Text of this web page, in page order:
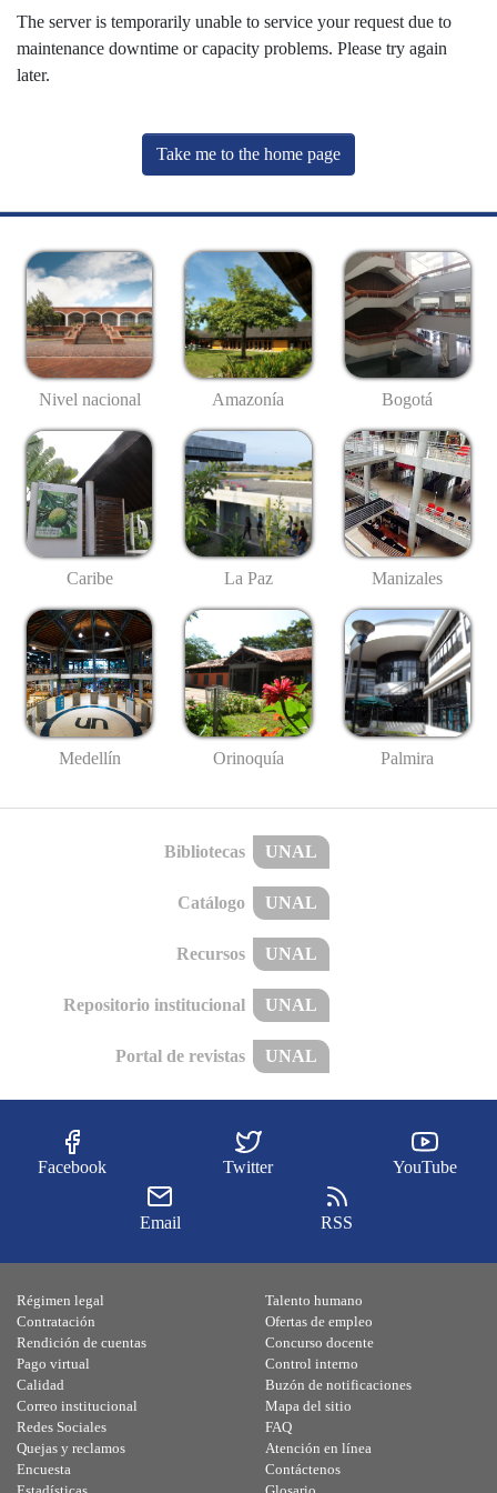
The server is temporarily unable to service your request due to
maintenance downtime or capacity problems. Please try again
later.
Take me to the home page
Nivel nacional Amazonía Bogotá
Caribe La Paz Manizales
Medellín Orinoquía Palmira
Bibliotecas UNAL
Catálogo UNAL
Recursos UNAL
Repositorio institucional UNAL
Portal de revistas UNAL
Facebook Twitter YouTube
Email RSS
Régimen legal
Contratación
Rendición de cuentas
Pago virtual
Calidad
Talento humano
Ofertas de empleo
Concurso docente
Control interno
Buzón de notificaciones
Correo institucional
Redes Sociales
Quejas y reclamos
Encuesta
Mapa del sitio
FAQ
Atención en línea
Contáctenos